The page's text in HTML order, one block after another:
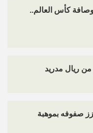
وصافة كأس العالم..
ريال مدريد
صفوفه بموهبة